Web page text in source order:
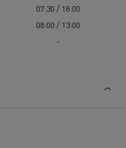
07:30 / 18:00
08:00 / 13:00
-